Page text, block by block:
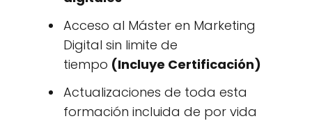
Acceso al Máster en Marketing
Digital sin limite de
tiempo (Incluye Certificación)
Actualizaciones de toda esta
formación incluida de por vida